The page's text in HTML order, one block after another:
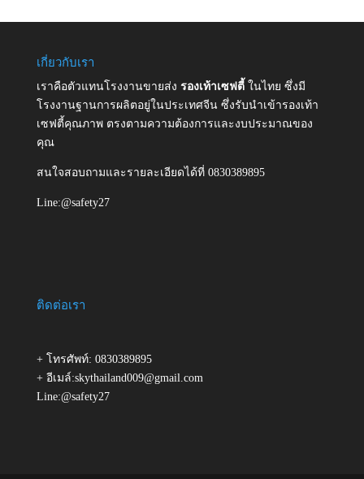
เกี่ยวกับเรา
เราคือตัวแทนโรงงานขายส่ง รองเท้าเซฟตี้ ในไทย ซึ่งมี
โรงงานฐานการผลิตอยู่ในประเทศจีน ซึ่งรับนำเข้ารองเท้า
เซฟตี้คุณภาพ ตรงตามความต้องการและงบประมาณของ
คุณ
สนใจสอบถามและรายละเอียดได้ที่ 0830389895
Line:@safety27
ติดต่อเรา
+ โทรศัพท์: 0830389895
+ อีเมล์:skythailand009@gmail.com
Line:@safety27